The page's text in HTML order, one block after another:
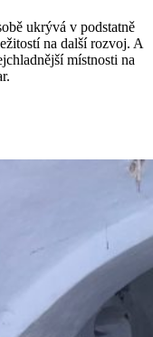
ukrývá v podstatně
na další rozvoj. A
místnosti na